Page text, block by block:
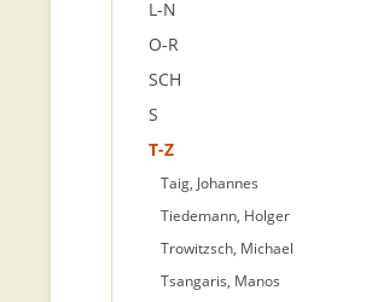
L-N
O-R
SCH
S
T-Z
Taig, Johannes
Tiedemann, Holger
Trowitzsch, Michael
Tsangaris, Manos